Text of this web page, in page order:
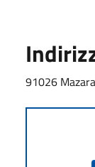
91026